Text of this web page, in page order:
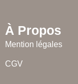
À Propos
Mention légales
CGV